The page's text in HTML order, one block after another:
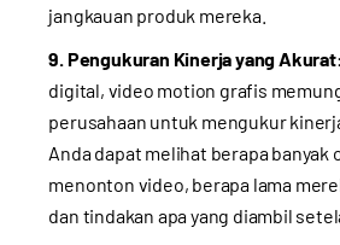
jangkauan produk mereka.
9. Pengukuran Kinerja yang Akurat:
digital, video motion grafis
perusahaan untuk mengukur
Anda dapat melihat berapa banyak
menonton video, berapa lama
dan tindakan apa yang diambil